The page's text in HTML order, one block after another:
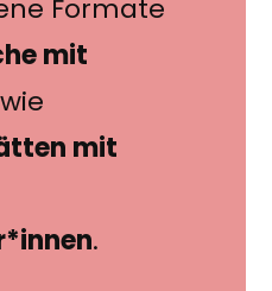
Formate
mit
mit
.